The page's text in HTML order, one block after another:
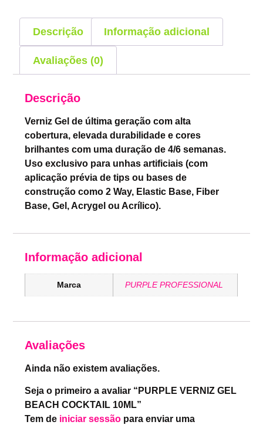
Descrição Informação adicional
Avaliações (0)
Descrição
Verniz Gel de última geração com alta
cobertura, elevada durabilidade e cores
brilhantes com uma duração de 4/6 semanas.
Uso exclusivo para unhas artificiais (com
aplicação prévia de tips ou bases de
construção como 2 Way, Elastic Base, Fiber
Base, Gel, Acrygel ou Acrílico).
Informação adicional
Marca PURPLE PROFESSIONAL
Avaliações
Ainda não existem avaliações.
Seja o primeiro a avaliar “PURPLE VERNIZ GEL
BEACH COCKTAIL 10ML”
Tem de iniciar sessão para enviar uma